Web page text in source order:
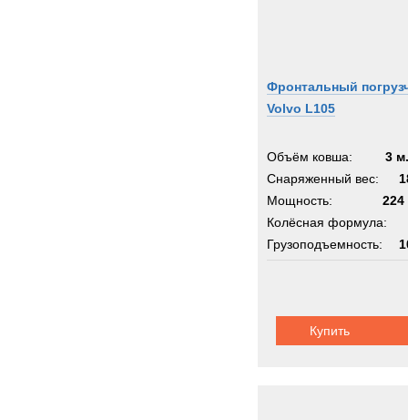
Фронтальный
Volvo L105
Объём ковша:
3
Снаряженный вес:
Мощность:
224
Колёсная формула:
Грузоподъемность:
Купить